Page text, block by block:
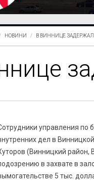
НОВИНИ В ВИННИЦЕ
управления по
дел в
(Винницкий район,
в захвате в
5 тыс.